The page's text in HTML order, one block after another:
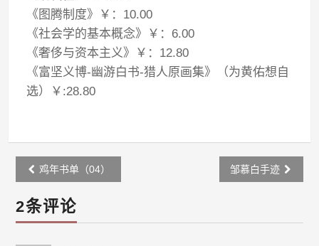
《图腾制度》￥：10.00
《社会学的基本概念》￥：6.00
《奢侈与资本主义》￥：12.80
《富坚义博-幽游白书-猎人原画集》（为黄佑想自
选）￥:28.80
Post
navigation
鸡年书单（04） 邹慕白手迹
2条评论